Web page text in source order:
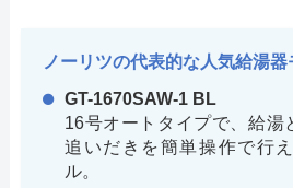
ノーリツの代表的な人気給湯器
GT-1670SAW-1 BL
16号オートタイプで、給湯
追いだきを簡単操作で行
ル。